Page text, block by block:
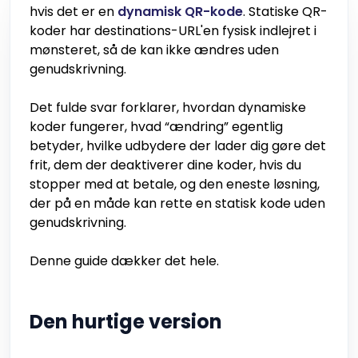
hvis det er en dynamisk QR-kode. Statiske QR-
koder har destinations-URL'en fysisk indlejret i
mønsteret, så de kan ikke ændres uden
genudskrivning.
Det fulde svar forklarer, hvordan dynamiske
koder fungerer, hvad “ændring” egentlig
betyder, hvilke udbydere der lader dig gøre det
frit, dem der deaktiverer dine koder, hvis du
stopper med at betale, og den eneste løsning,
der på en måde kan rette en statisk kode uden
genudskrivning.
Denne guide dækker det hele.
Den hurtige version